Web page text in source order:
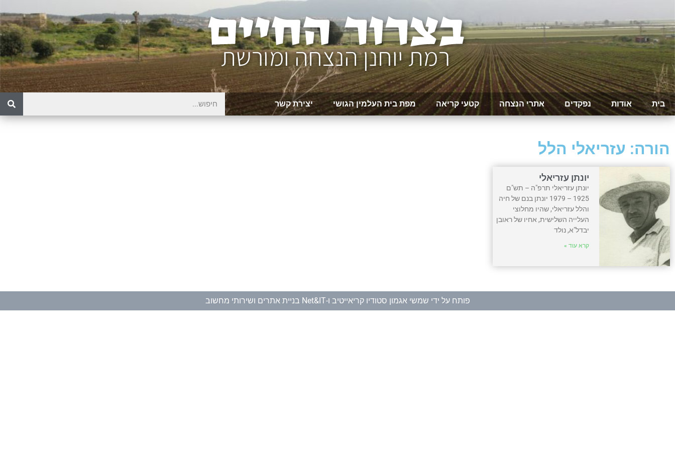
בית אודות נפקדים אתרי הנצחה קטעי קריאה מפת בית העלמין הגושי יצירת קשר
הורה: עזריאלי הלל
יונתן עזריאלי
יונתן עזריאלי תרפ"ה – תש"ם
1925 – 1979 יונתן בנם של חיה
והלל עזריאלי, שהיו מחלוצי
העלייה השלישית, אחיו של ראובן
יבדל"א, נולד
קרא עוד »
פותח על ידי שמשי אגמון סטודיו קריאייטיב ו-Net&IT בניית אתרים ושירותי מחשוב